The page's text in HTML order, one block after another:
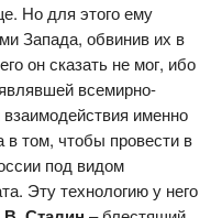
Но для этого ему
Запада, обвинив их в
он сказать не мог, ибо
всемирно-
именно
в том, чтобы провести в
под видом
Эту технологию у него